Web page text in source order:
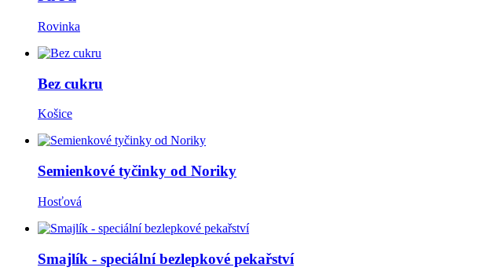
Rovinka
Bez cukru
Košice
Semienkové tyčinky od Noriky
Hosťová
Smajlík - speciální bezlepkové pekařství